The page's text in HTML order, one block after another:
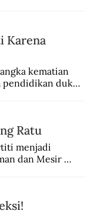
Karena
kematian
dukun
Ratu
menjadi
dan Mesir